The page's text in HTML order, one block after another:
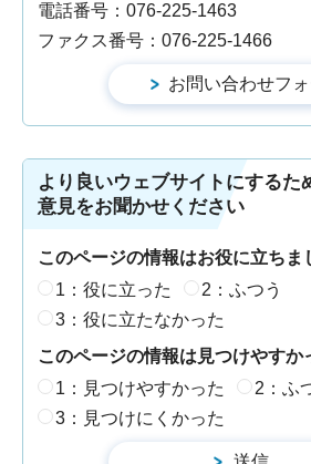
電話番号：076-225-1463
ファクス番号：076-225-1466
より良いウェブサイトにするた
意見をお聞かせください
このページの情報はお役に立ちま
1：役に立った
2：ふつう
3：役に立たなかった
このページの情報は見つけやすか
1：見つけやすかった
2：ふ
3：見つけにくかった